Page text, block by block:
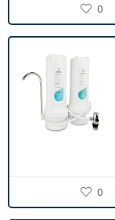
0
0